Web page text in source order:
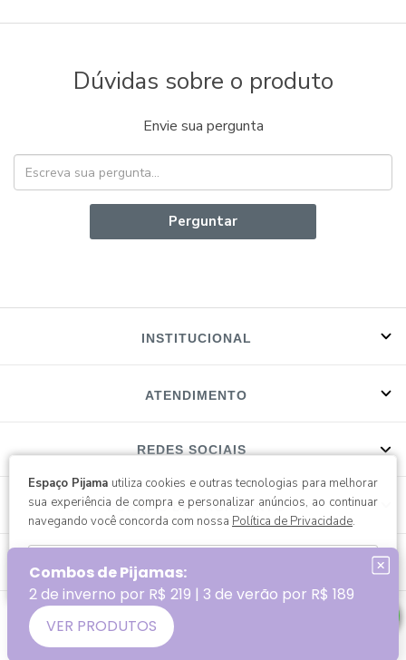
Espaço Pijama utiliza cookies e outras tecnologias para melhorar
sua experiência de compra e personalizar anúncios, ao continuar
navegando você concorda com nossa Política de Privacidade.
Dúvidas sobre o produto
Envie sua pergunta
Perguntar
INSTITUCIONAL
ATENDIMENTO
REDES SOCIAIS
FORMAS DE PAGAMENTO
P&A Brasil Têxtil LTDA / CNPJ: 07.549.422/0001-60